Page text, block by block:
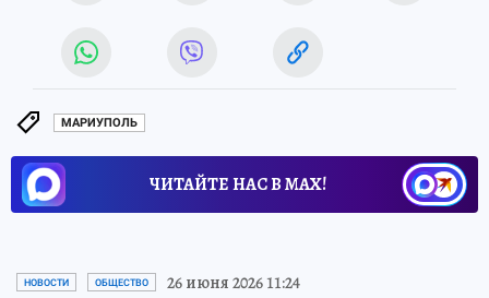
МАРИУПОЛЬ
ЧИТАЙТЕ НАС В МАХ!
НОВОСТИ ОБЩЕСТВО 26 июня 2026 11:24